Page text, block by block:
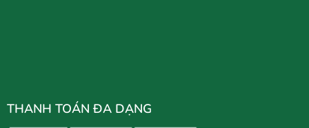
THANH TOÁN ĐA DẠNG